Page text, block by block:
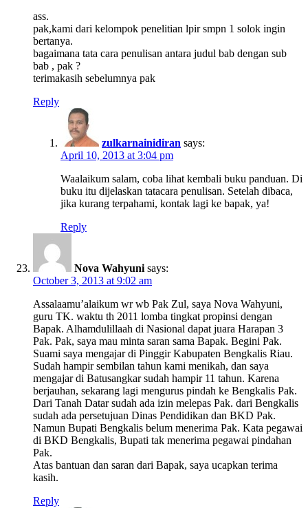
ass.
pak,kami dari kelompok penelitian lpir smpn 1 solok ingin
bertanya.
bagaimana tata cara penulisan antara judul bab dengan sub
bab , pak ?
terimakasih sebelumnya pak
Reply
zulkarnainidiran says:
April 10, 2013 at 3:04 pm
Waalaikum salam, coba lihat kembali buku panduan. Di
buku itu dijelaskan tatacara penulisan. Setelah dibaca,
jika kurang terpahami, kontak lagi ke bapak, ya!
Reply
Nova Wahyuni says:
October 3, 2013 at 9:02 am
Assalaamu’alaikum wr wb Pak Zul, saya Nova Wahyuni,
guru TK. waktu th 2011 lomba tingkat propinsi dengan
Bapak. Alhamdulillaah di Nasional dapat juara Harapan 3
Pak. Pak, saya mau minta saran sama Bapak. Begini Pak.
Suami saya mengajar di Pinggir Kabupaten Bengkalis Riau.
Sudah hampir sembilan tahun kami menikah, dan saya
mengajar di Batusangkar sudah hampir 11 tahun. Karena
berjauhan, sekarang lagi mengurus pindah ke Bengkalis Pak.
Dari Tanah Datar sudah ada izin melepas Pak. dari Bengkalis
sudah ada persetujuan Dinas Pendidikan dan BKD Pak.
Namun Bupati Bengkalis belum menerima Pak. Kata pegawai
di BKD Bengkalis, Bupati tak menerima pegawai pindahan
Pak.
Atas bantuan dan saran dari Bapak, saya ucapkan terima
kasih.
Reply